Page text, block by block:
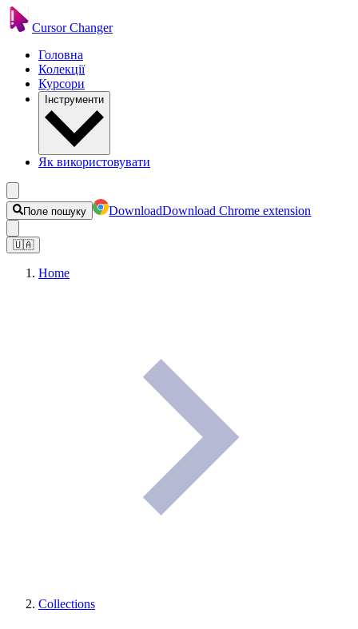
Cursor Changer
Головна
Колекції
Курсори
Інструменти
Як використовувати
Поле пошуку DownloadDownload Chrome extension
🇺🇦
Home
Collections